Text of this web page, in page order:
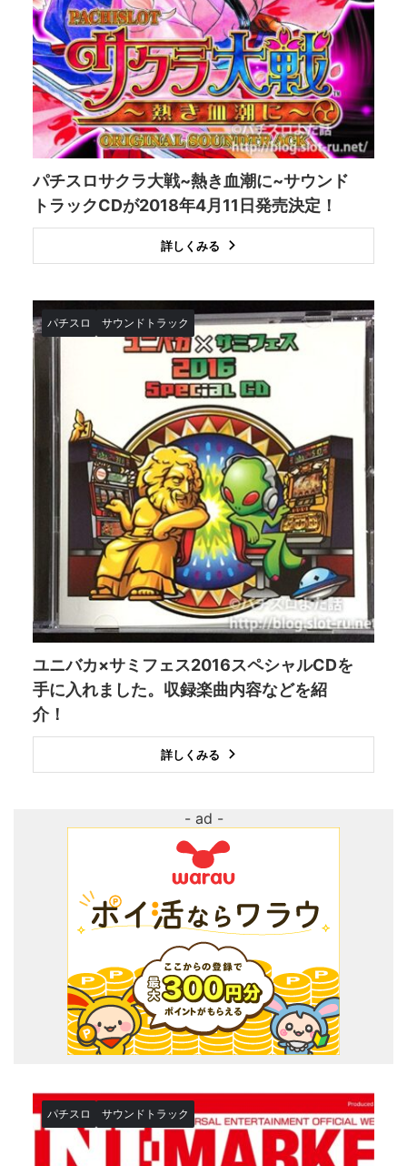
パチスロサクラ大戦~熱き血潮に~サウンド
トラックCDが2018年4月11日発売決定！
詳しくみる
パチスロ サウンドトラック
ユニバカ×サミフェス2016スペシャルCDを
手に入れました。収録楽曲内容などを紹
介！
詳しくみる
パチスロ サウンドトラック